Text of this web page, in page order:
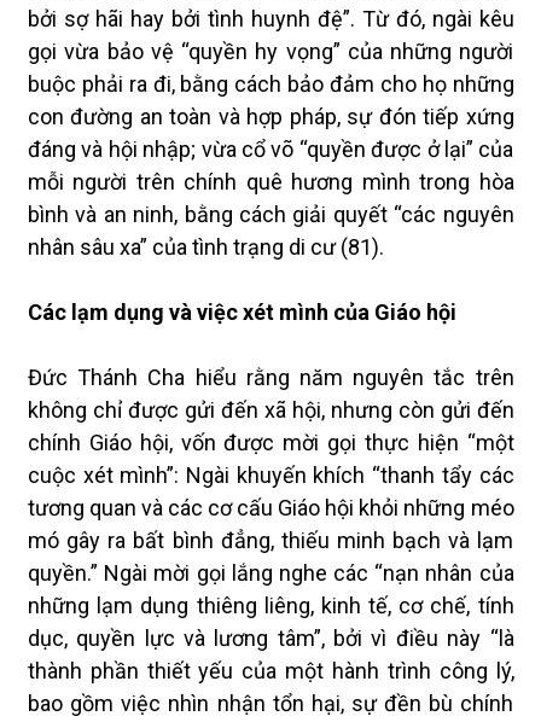
bởi sợ hãi hay bởi tình huynh đệ”. Từ đó, ngài kêu
gọi vừa bảo vệ “quyền hy vọng” của những người
buộc phải ra đi, bằng cách bảo đảm cho họ những
con đường an toàn và hợp pháp, sự đón tiếp xứng
đáng và hội nhập; vừa cổ võ “quyền được ở lại” của
mỗi người trên chính quê hương mình trong hòa
bình và an ninh, bằng cách giải quyết “các nguyên
nhân sâu xa” của tình trạng di cư (81).
Các lạm dụng và việc xét mình của Giáo hội
Đức Thánh Cha hiểu rằng năm nguyên tắc trên
không chỉ được gửi đến xã hội, nhưng còn gửi đến
chính Giáo hội, vốn được mời gọi thực hiện “một
cuộc xét mình”: Ngài khuyến khích “thanh tẩy các
tương quan và các cơ cấu Giáo hội khỏi những méo
mó gây ra bất bình đẳng, thiếu minh bạch và lạm
quyền.” Ngài mời gọi lắng nghe các “nạn nhân của
những lạm dụng thiêng liêng, kinh tế, cơ chế, tính
dục, quyền lực và lương tâm”, bởi vì điều này “là
thành phần thiết yếu của một hành trình công lý,
bao gồm việc nhìn nhận tổn hại, sự đền bù chính